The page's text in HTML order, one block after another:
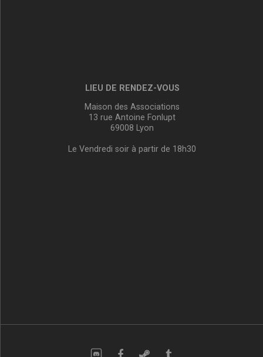
LIEU DE RENDEZ-VOUS
Maison des Associations
13 rue Antoine Fonlupt
69008 Lyon
Le Vendredi soir à partir de 18h30